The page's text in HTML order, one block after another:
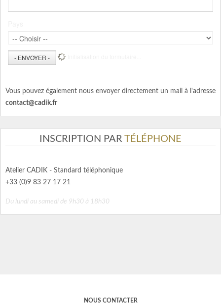
- ENVOYER -
Vous pouvez également nous envoyer directement un mail à l'adresse
contact@cadik.fr
INSCRIPTION PAR TÉLÉPHONE
Atelier CADIK - Standard téléphonique
+33 (0)9 83 27 17 21
Du lundi au samedi de 9h30 à 18h30
NOUS CONTACTER